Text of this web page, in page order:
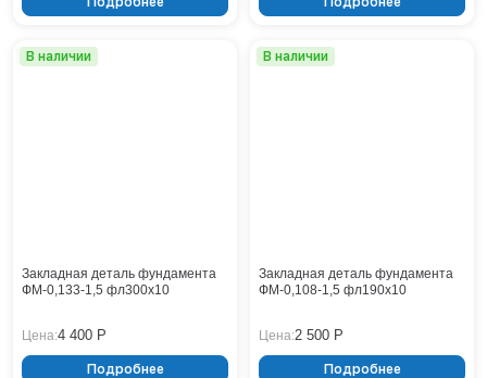
В наличии
Закладная деталь фундамента
ФМ-0,133-1,5 фл300x10
Цена:4 400 Р
Подробнее
В наличии
Закладная деталь фундамента
ФМ-0,108-1,5 фл190x10
Цена:2 500 Р
Подробнее